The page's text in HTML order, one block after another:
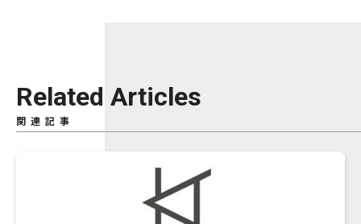
Related Articles
関連記事